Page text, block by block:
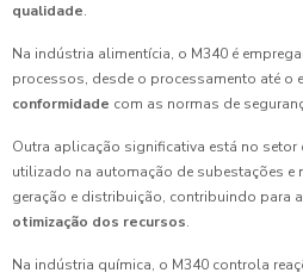
qualidade.
Na indústria alimentícia, o M340 é
processos, desde o processamento até o
conformidade com as normas de
Outra aplicação significativa está no setor
utilizado na automação de subestações e
geração e distribuição, contribuindo para a
otimização dos recursos.
Na indústria química, o M340 controla